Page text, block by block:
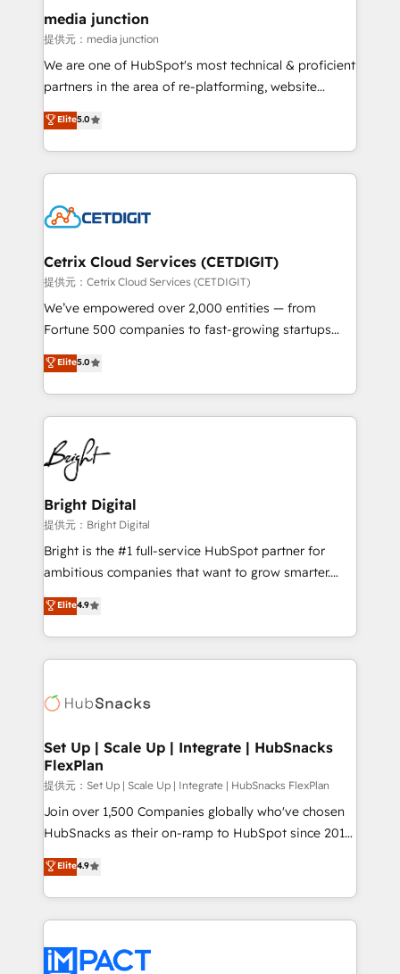
Mexico, USA, and Portugal—we've executed over a
hundred successful operations. Our approach,
rooted in RevOps principles, integrates analysis,
training, planning, and qualification. Leveraging
inbound marketing tactics, we focus on
understanding, nurturing, and converting leads.
competitive market.
media junction
提供元：media junction
We are one of HubSpot's most technical & proficient
partners in the area of re-platforming, website
design & development. We specialize in multi-hub
implementations for mid-market & enterprise
companies. We are woman-owned, powered by
coffee, and we ❤️ dogs. We produce award-winning
Impact Award 🏆2022 Technical Expertise Impact
Award 🏆2020 Elite Solutions Partner 🏆2019
Integrations HubSpot Impact Award 🏆2019
Marketing Enablement HubSpot Impact Award 🏆
2018 Website Design HubSpot Impact Award 🏆2017
Growth-Driven Design Agency of the Year 🏆2016
Sales Enablement HubSpot Impact Award 🏆2015
HubSpot COS Performance Award 🏆2014 HubSpot
COS Design Award 🏆2013 HubSpot Marketplace
Partner 📆Founded in 1997
Elite5.0
Cetrix Cloud Services (CETDIGIT)
提供元：Cetrix Cloud Services (CETDIGIT)
We’ve empowered over 2,000 entities — from
Fortune 500 companies to fast-growing startups
and nonprofits — to streamline operations, scale
revenue, and unlock the full potential of HubSpot.
With deep technical and industry expertise, we fuse
automation, integration, and AI innovation to deliver
lasting impact. We specialize in: • Turnkey and end-
to-end HubSpot implementations • Onboarding for
Sales, Service, Marketing & Content Hubs • AI voice
and chat agents, predictive automation, and smart
workflows • Salesforce + HubSpot integration •
RevOps and AI-driven sales enablement • Website
design and CMS development • ERP integration: SAP,
and CRM migration from any platform •
Client/member portals built on HubSpot • Custom
WooCommerce, BuilderTrend, and more Experience
the difference — reach out to see how AI + HubSpot
Elite5.0
Bright Digital
提供元：Bright Digital
Bright is the #1 full-service HubSpot partner for
ambitious companies that want to grow smarter.
From HubSpot onboarding, to training, from
developing a new website to lead generation and
digital marketing; we do it all (and with great
results)! In short, our services include: - HubSpot
HubSpot development: websites, custom modules,
marketing, advertising, campaigns, content and
design We connect people, data and technology to
improve customer experiences. With our bright
people, exciting ideas and can-do mentality, we
ensure revenue growth on a daily basis. So tell us
team of 100+ experts is ready for you! Driving digital
growth | www.brightdigital.com
Elite4.9
Set Up | Scale Up | Integrate | HubSnacks
FlexPlan
提供元：Set Up | Scale Up | Integrate | HubSnacks FlexPlan
Join over 1,500 Companies globally who've chosen
HubSnacks as their on-ramp to HubSpot since 2014
Simple pay-as-you-go plans that accelerate value...
1️⃣ Set Up | Onboarding New or Check-fixing existing
HubSpot portals 2️⃣ Scale Up | 100% HubSpot Task
Execution... Global 24/7 ... All Experts 3️⃣ Integrate |
Slash months from your API Integration project... ⬅️
Elite4.9